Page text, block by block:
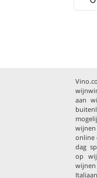
aan
wijnen
online
dag
op
wijnen